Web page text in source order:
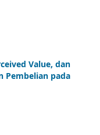
Value, dan
Pembelian pada